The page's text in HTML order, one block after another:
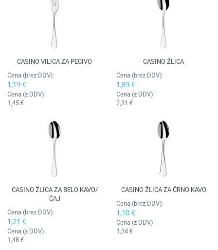
CASINO VILICA ZA PECIVO
Cena (brez DDV):
1,19 €
Cena (z DDV):
1,45 €
CASINO ŽLICA
Cena (brez DDV):
1,89 €
Cena (z DDV):
2,31 €
CASINO ŽLICA ZA BELO KAVO/
ČAJ
Cena (brez DDV):
1,21 €
Cena (z DDV):
1,48 €
CASINO ŽLICA ZA ČRNO KAVO
Cena (brez DDV):
1,10 €
Cena (z DDV):
1,34 €